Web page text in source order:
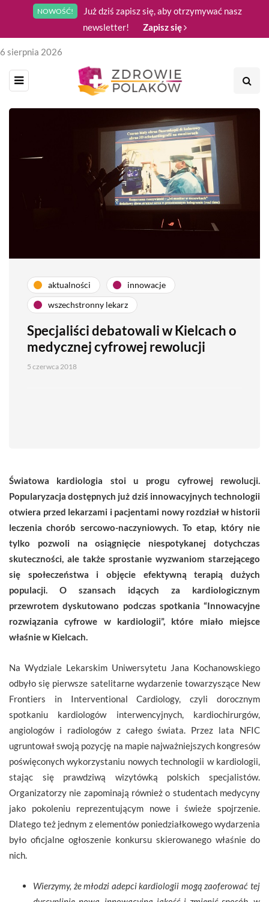
NOWOŚĆ!
Już dziś zapisz się, aby otrzymywać nasz
newsletter!
Zapisz się
6 sierpnia 2026
aktualności
innowacje
wszechstronny lekarz
Specjaliści debatowali w Kielcach o
medycznej cyfrowej rewolucji
5 czerwca 2018
Światowa kardiologia stoi u progu cyfrowej rewolucji.
Popularyzacja dostępnych już dziś innowacyjnych technologii
otwiera przed lekarzami i pacjentami nowy rozdział w historii
leczenia chorób sercowo-naczyniowych. To etap, który nie
tylko pozwoli na osiągnięcie niespotykanej dotychczas
skuteczności, ale także sprostanie wyzwaniom starzejącego
się społeczeństwa i objęcie efektywną terapią dużych
populacji. O szansach idących za kardiologicznym
przewrotem dyskutowano podczas spotkania “Innowacyjne
rozwiązania cyfrowe w kardiologii”, które miało miejsce
właśnie w Kielcach.
Na Wydziale Lekarskim Uniwersytetu Jana Kochanowskiego
odbyło się pierwsze satelitarne wydarzenie towarzyszące New
Frontiers in Interventional Cardiology, czyli dorocznym
spotkaniu kardiologów interwencyjnych, kardiochirurgów,
angiologów i radiologów z całego świata. Przez lata NFIC
ugruntował swoją pozycję na mapie najważniejszych kongresów
poświęconych wykorzystaniu nowych technologii w kardiologii,
stając się prawdziwą wizytówką polskich specjalistów.
Organizatorzy nie zapominają również o studentach medycyny
jako pokoleniu reprezentującym nowe i świeże spojrzenie.
Dlatego też jednym z elementów poniedziałkowego wydarzenia
było oficjalne ogłoszenie konkursu skierowanego właśnie do
nich.
Wierzymy, że młodzi adepci kardiologii mogą zaoferować tej